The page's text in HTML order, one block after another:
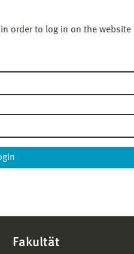
order to log in on the website
Fakultät